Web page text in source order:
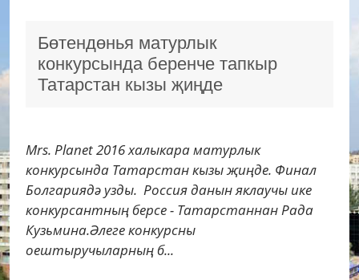
Бөтендөнья матурлык
конкурсында беренче тапкыр
Татарстан кызы җиңде
Mrs. Planet 2016 халыкара матурлык
конкурсында Татарстан кызы җиңде. Финал
Болгариядә узды. Россия данын яклаучы ике
конкурсантның берсе - Татарстаннан Рада
Кузьмина.Әлеге конкурсны
оештыручыларның б...